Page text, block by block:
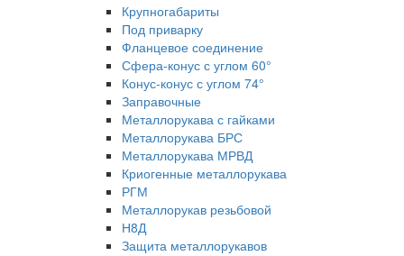
Крупногабариты
Под приварку
Фланцевое соединение
Сфера-конус с углом 60°
Конус-конус с углом 74°
Заправочные
Металлорукава с гайками
Металлорукава БРС
Металлорукава МРВД
Криогенные металлорукава
РГМ
Металлорукав резьбовой
Н8Д
Защита металлорукавов